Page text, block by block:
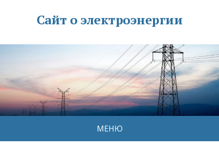
Сайт о электроэнергии
МЕНЮ